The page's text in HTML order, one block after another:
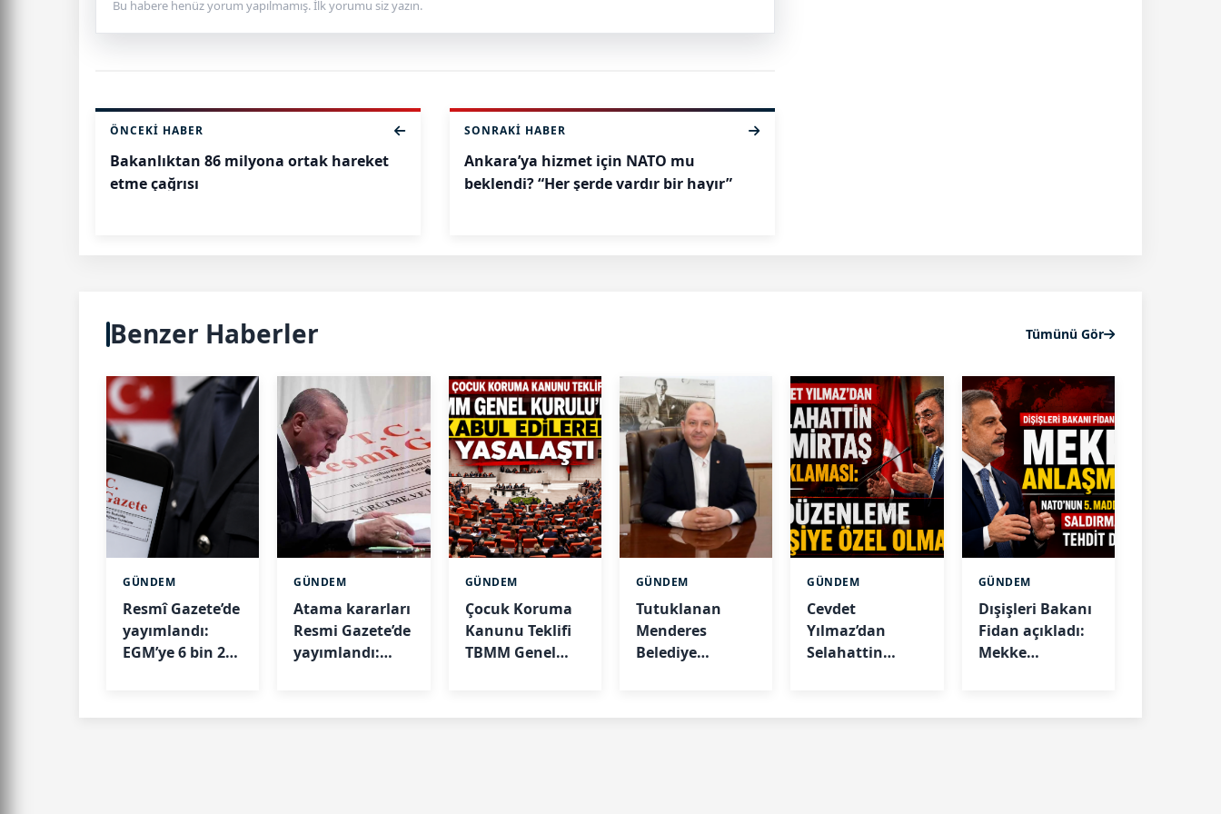
Bu habere henüz yorum yapılmamış. İlk yorumu siz yazın.
ÖNCEKI HABER
Bakanlıktan 86 milyona ortak hareket
etme çağrısı
SONRAKI HABER
Ankara’ya hizmet için NATO mu
beklendi? “Her şerde vardır bir hayır”
Benzer Haberler Tümünü Gör
GÜNDEM
Resmî Gazete’de
yayımlandı:
EGM’ye 6 bin 250
GÜNDEM
Atama kararları
Resmi Gazete’de
yayımlandı:
GÜNDEM
Çocuk Koruma
Kanunu Teklifi
TBMM Genel
GÜNDEM
Tutuklanan
Menderes
Belediye
GÜNDEM
Cevdet
Yılmaz’dan
Selahattin
GÜNDEM
Dışişleri Bakanı
Fidan açıkladı:
Mekke